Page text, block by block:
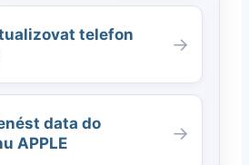
telefon
→
data do
APPLE
→